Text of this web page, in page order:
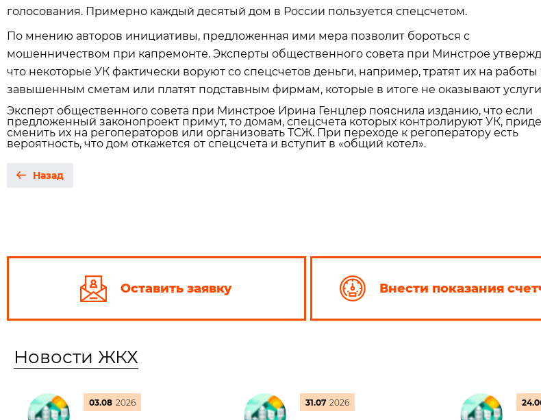
голосования. Примерно каждый десятый дом в России пользуется спецсчетом.
По мнению авторов инициативы, предложенная ими мера позволит бороться с
мошенничеством при капремонте. Эксперты общественного совета при Минстрое
что некоторые УК фактически воруют со спецсчетов деньги, например, тратят их на работы
завышенным сметам или платят подставным фирмам, которые в итоге не оказывают
Эксперт общественного совета при Минстрое Ирина Генцлер пояснила изданию, что если
предложенный законопроект примут, то домам, спецсчета которых контролируют УК,
сменить их на регоператоров или организовать ТСЖ. При переходе к регоператору есть
вероятность, что дом откажется от спецсчета и вступит в «общий котел».
Назад
Оставить заявку Внести показания
Новости ЖКХ
03.08 2026 31.07 2026